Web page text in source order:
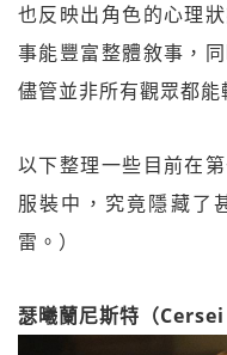
也反映出角色的心理
事能豐富整體敘事，
儘管並非所有觀眾都能
以下整理一些目前在
服裝中，究竟隱藏了
雷。）
瑟曦蘭尼斯特（